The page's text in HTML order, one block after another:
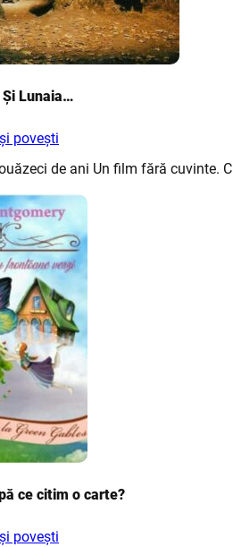
Lunaia…
povești
de ani Un film fără cuvinte.
ce citim o carte?
povești